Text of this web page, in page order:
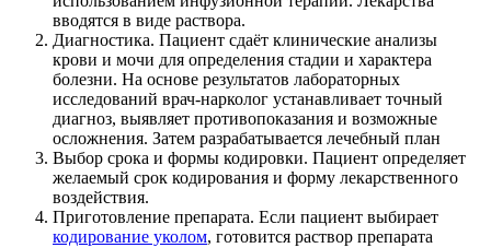
вводятся в виде раствора.
Диагностика. Пациент сдаёт клинические анализы
крови и мочи для определения стадии и характера
болезни. На основе результатов лабораторных
исследований врач-нарколог устанавливает точный
диагноз, выявляет противопоказания и возможные
осложнения. Затем разрабатывается лечебный план
Выбор срока и формы кодировки. Пациент определяет
желаемый срок кодирования и форму лекарственного
воздействия.
Приготовление препарата. Если пациент выбирает
кодирование уколом, готовится раствор препарата